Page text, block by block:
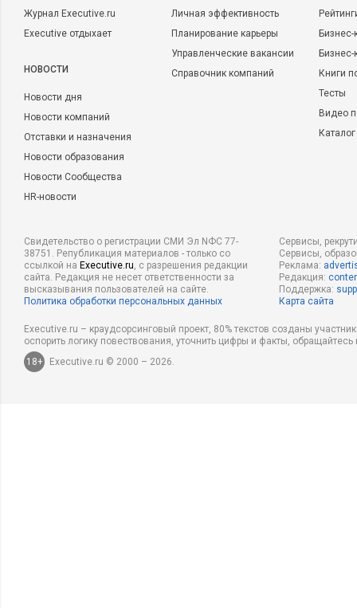
Журнал Executive.ru
Executive отдыхает
НОВОСТИ
Новости дня
Новости компаний
Отставки и назначения
Новости образования
Новости Сообщества
HR-новости
Личная эффективность
Планирование карьеры
Управленческие вакансии
Справочник компаний
Бизнес-
Книги
Тесты
Видео
Свидетельство о регистрации СМИ Эл NФС 77-
38751. Републикация материалов - только со
ссылкой на Executive.ru, с разрешения редакции
сайта. Редакция не несет ответственности за
высказывания пользователей на сайте.
Политика обработки персональных данных
Сервисы,
Сервисы,
Реклама:
Редакция:
Поддержка:
Карта сайта
Executive.ru – краудсорсинговый проект, 80% текстов созданы
оспорить логику повествования, уточнить цифры и факты,
18+
Executive.ru © 2000 – 2026.